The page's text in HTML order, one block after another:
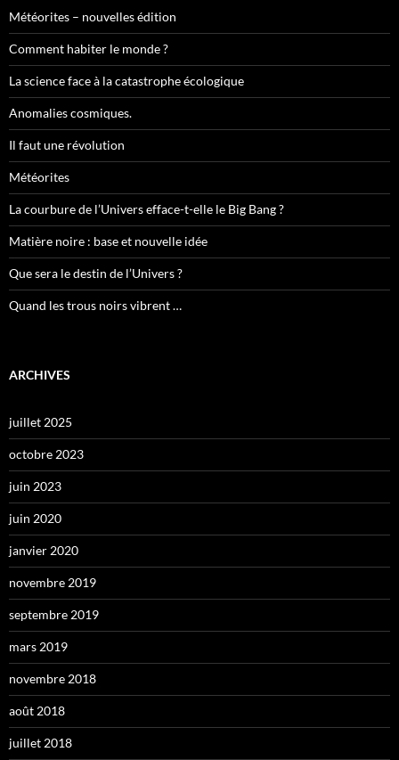
Météorites – nouvelles édition
Comment habiter le monde ?
La science face à la catastrophe écologique
Anomalies cosmiques.
Il faut une révolution
Météorites
La courbure de l’Univers efface-t-elle le Big Bang ?
Matière noire : base et nouvelle idée
Que sera le destin de l’Univers ?
Quand les trous noirs vibrent …
ARCHIVES
juillet 2025
octobre 2023
juin 2023
juin 2020
janvier 2020
novembre 2019
septembre 2019
mars 2019
novembre 2018
août 2018
juillet 2018